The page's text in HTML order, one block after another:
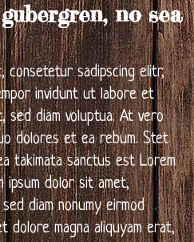
no sea
consetetur sadipscing elitr,
invidunt ut labore et
sed diam voluptua. At vero
dolores et ea rebum. Stet
takimata sanctus est Lorem
ipsum dolor sit amet,
diam nonumy eirmod
dolore magna aliquyam erat,